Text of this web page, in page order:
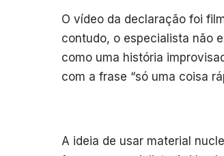
O vídeo da declaração foi
contudo, o especialista não
como uma história
com a frase “só uma coisa
A ideia de usar material